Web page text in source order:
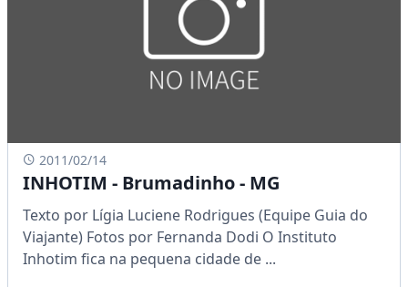
2011/02/14
INHOTIM - Brumadinho - MG
Texto por Lígia Luciene Rodrigues (Equipe Guia do
Viajante) Fotos por Fernanda Dodi O Instituto
Inhotim fica na pequena cidade de ...